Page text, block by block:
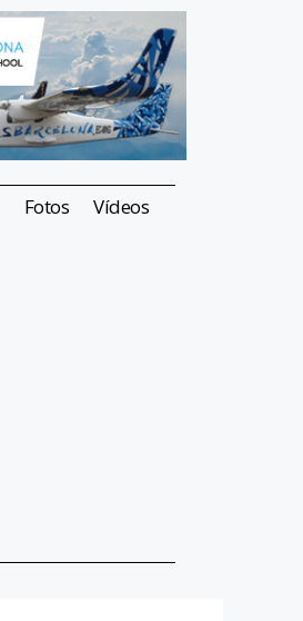
Fotos Vídeos